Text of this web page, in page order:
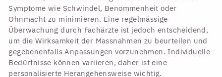
Symptome wie Schwindel, Benommenheit oder
Ohnmacht zu minimieren. Eine regelmässige
Überwachung durch Fachärzte ist jedoch entscheidend,
um die Wirksamkeit der Massnahmen zu beurteilen und
gegebenenfalls Anpassungen vorzunehmen. Individuelle
Bedürfnisse können variieren, daher ist eine
personalisierte Herangehensweise wichtig.